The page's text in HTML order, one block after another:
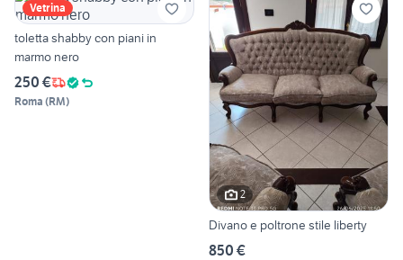
Vetrina
toletta shabby con piani in
marmo nero
250 €
Roma (RM)
2
Divano e poltrone stile liberty
850 €